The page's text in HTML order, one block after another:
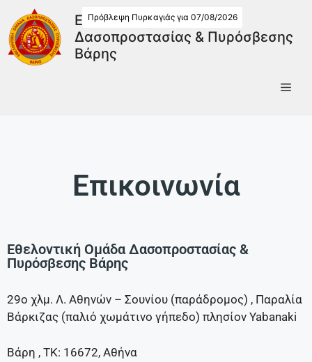
Εθελοντική Ομάδα
Δασοπροστασίας & Πυρόσβεσης
Βάρης
Πρόβλεψη Πυρκαγιάς για 07/08/2026
Επικοινωνία
Εθελοντική Ομάδα Δασοπροστασίας &
Πυρόσβεσης Βάρης
29ο χλμ. Λ. Αθηνών – Σουνίου (παράδρομος) , Παραλία
Βάρκιζας (παλιό χωμάτινο γήπεδο) πλησίον Yabanaki
Βάρη , TK: 16672, Αθήνα